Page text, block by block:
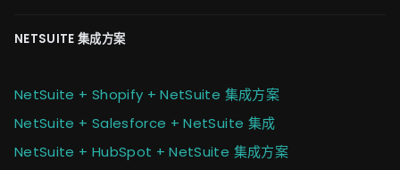
NETSUITE 集成方案
NetSuite + Shopify + NetSuite 集成方案
NetSuite + Salesforce + NetSuite 集成
NetSuite + HubSpot + NetSuite 集成方案